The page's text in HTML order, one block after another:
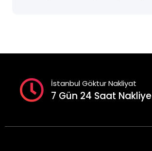
İstanbul Göktur Nakliyat
7 Gün 24 Saat Nakliye